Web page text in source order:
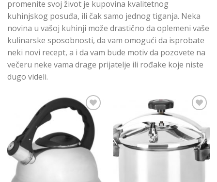
promenite svoj život je kupovina kvalitetnog
kuhinjskog posuđa, ili čak samo jednog tiganja. Neka
novina u vašoj kuhinji može drastično da oplemeni vaše
kulinarske sposobnosti, da vam omogući da isprobate
neki novi recept, a i da vam bude motiv da pozovete na
večeru neke vama drage prijatelje ili rođake koje niste
dugo videli.
Add to
Wishlist
Add to
Wishlist